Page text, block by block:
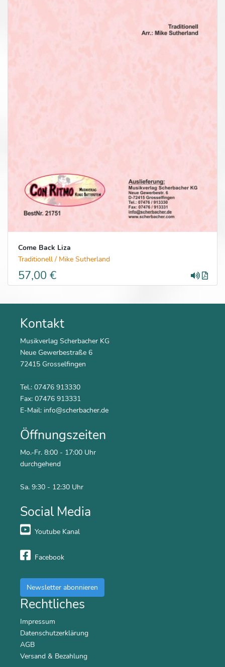
Come Back Liza
Traditionell / Mike Sutherland
57,00 €
Kontakt
Musikverlag Scherbacher KG
Neue Gewerbestraße 6
72415 Grosselfingen
Tel.: 07476 913330
Fax: 07476 913331
E-Mail: info@scherbacher.de
Öffnungszeiten
Mo.-Fr. 8:00 - 17:00 Uhr
durchgehend
Sa. 9:30 - 12:30 Uhr
Social Media
Youtube Kanal
Facebook
Newsletter abonnieren
Rechtliches
Impressum
Datenschutzerklärung
AGB
Versand & Bezahlung